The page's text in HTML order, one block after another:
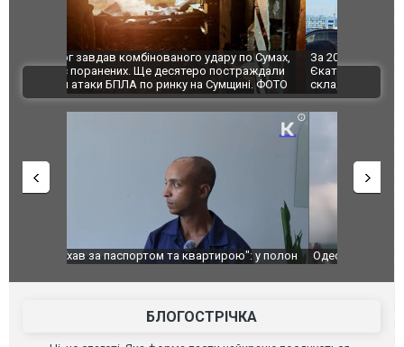
За 2000 кілометрів від кордону з Україною: в
Єкатеринбурзі після атаки дронів загорівся
склад Wildberries. ФОТО. ВІДЕО
"Мої
ВІДЕО
Одесу накрила потужна злива з градом та
ураганним вітром
Вже
БЛОГОСТРІЧКА